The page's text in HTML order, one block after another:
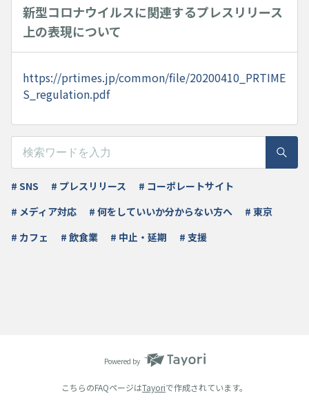
新型コロナウイルスに関連するプレスリリース
上の表現について
https://prtimes.jp/common/file/20200410_PRTIME
S_regulation.pdf
# SNS # プレスリリース
# コーポレートサイト
# メディア対応
# 何をしていいか分からない方へ
# 東京
# カフェ
# 飲食業 # 中止・延期 # 支援
Powered by
こちらのFAQページはTayoriで作成されています。